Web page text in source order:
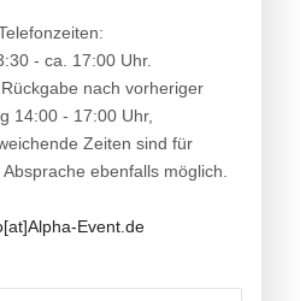
- ca. 17:00 Uhr.
nach vorheriger
14:00 - 17:00 Uhr,
Zeiten sind für
ebenfalls möglich.
Event.de